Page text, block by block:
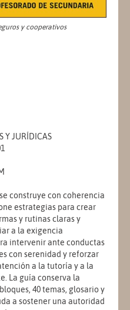
y cooperativos
Y JURÍDICAS
construye con coherencia
estrategias para crear
y rutinas claras y
a la exigencia
intervenir ante conductas
con serenidad y reforzar
a la tutoría y a la
La guía conserva la
40 temas, glosario y
a sostener una autoridad